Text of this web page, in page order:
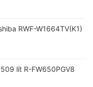
nước được bố trí dễ
được sử dụng cho tủ
Có đồng hồ hiển thị
RWF-W1664TV(K1)
lít R-FW650PGV8